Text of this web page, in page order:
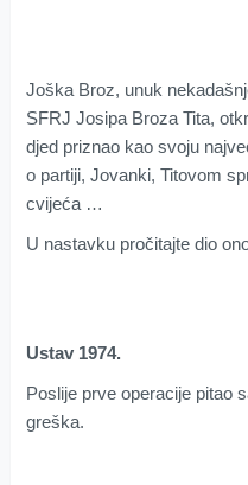
Joška Broz, unuk
SFRJ Josipa Broza Tita,
djed priznao kao svoju
o partiji, Jovanki, Titovom
cvijeća …
U nastavku pročitajte dio
Ustav 1974.
Poslije prve operacije pitao
greška.